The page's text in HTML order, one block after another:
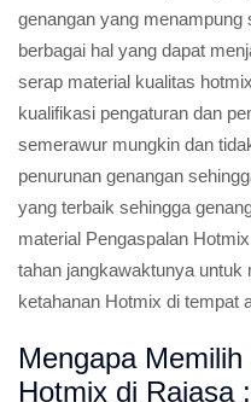
genangan yang menampung
berbagai hal yang dapat
serap material kualitas
kualifikasi pengaturan dan
semerawur mungkin dan
penurunan genangan
yang terbaik sehingga
material Pengaspalan
tahan jangkawaktunya
ketahanan Hotmix di tempat
Mengapa
Hotmix di Rajasa :